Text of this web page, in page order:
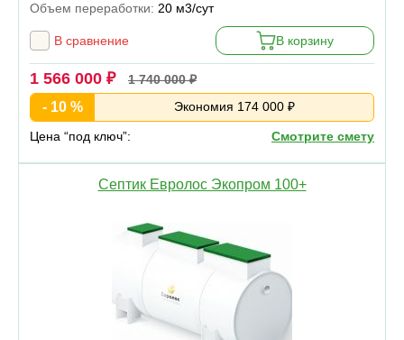
Объем переработки: 20 м3/сут
В сравнение В корзину
1 566 000 ₽ 1 740 000 ₽
- 10 % Экономия 174 000 ₽
Цена “под ключ”: Смотрите смету
Септик Евролос Экопром 100+